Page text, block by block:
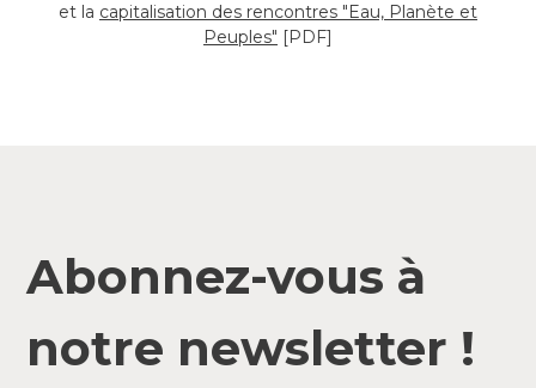
et la capitalisation des rencontres "Eau, Planète et
Peuples" [PDF]
Abonnez-vous à
notre newsletter !